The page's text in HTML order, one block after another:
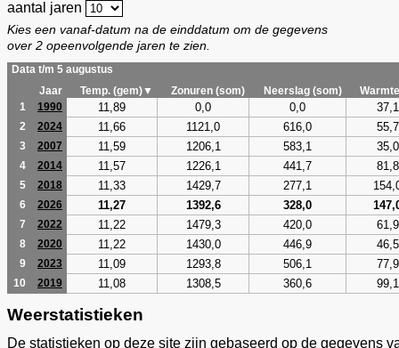
aantal jaren
Kies een vanaf-datum na de einddatum om de gegevens
over 2 opeenvolgende jaren te zien.
Data t/m 5 augustus
Jaar
Temp. (gem)▼ Zonuren (som) Neerslag (som)
1
1990 11,89 0,0 0,0 37,1
2 2024 11,66 1121,0 616,0 55,7
3 2007 11,59 1206,1 583,1 35,0
4 2014 11,57 1226,1 441,7 81,8
5 2018 11,33 1429,7 277,1
6 2026 11,27 1392,6 328,0
7 2022 11,22 1479,3 420,0 61,9
8 2020 11,22 1430,0 446,9 46,5
9 2023 11,09 1293,8 506,1 77,9
10 2019 11,08 1308,5 360,6 99,1
Weerstatistieken
De statistieken op deze site zijn gebaseerd op de gegevens